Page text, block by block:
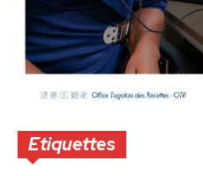
Etiquettes